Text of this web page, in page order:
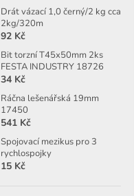
Drát vázací 1,0 černý/2 kg cca
2kg/320m
92 Kč
Bit torzní T45x50mm 2ks
FESTA INDUSTRY 18726
34 Kč
Ráčna lešenářská 19mm
17450
541 Kč
Spojovací mezikus pro 3
rychlospojky
15 Kč